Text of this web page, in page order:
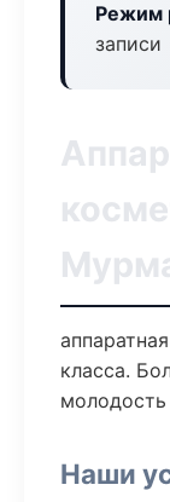
Режим
записи
класса.
молодость
Наши